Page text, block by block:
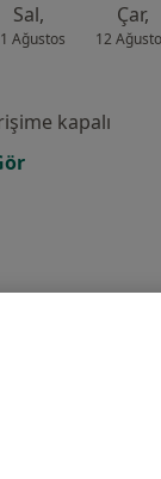
Sal,
Ağustos
Çar,
12
kapalı